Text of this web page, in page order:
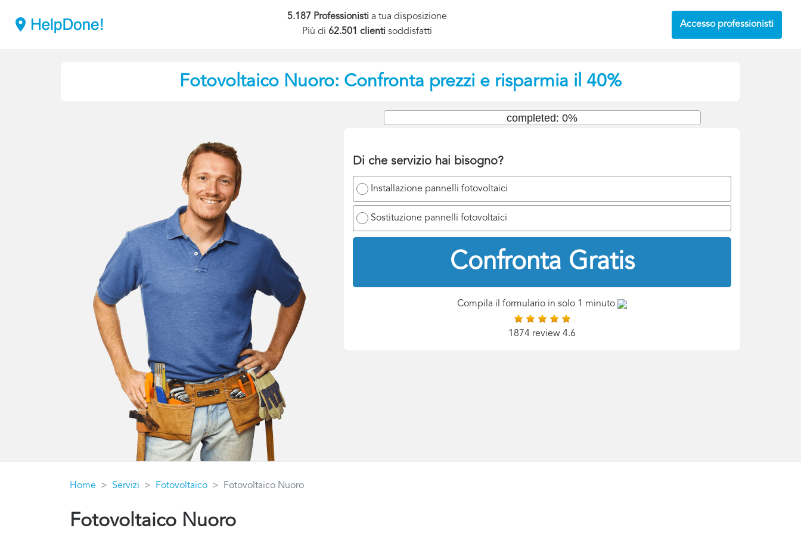
5.187 Professionisti a tua disposizione
Più di62.501 clientisoddisfatti
Accesso professionisti
Fotovoltaico Nuoro: Confronta prezzi e risparmia il 40%
Di che servizio hai bisogno?
Installazione pannelli fotovoltaici
Sostituzione pannelli fotovoltaici
Confronta Gratis
completed: 0%
Compila il formulario in solo 1 minuto
1874 review 4.6
Home Servizi Fotovoltaico Fotovoltaico Nuoro
Fotovoltaico Nuoro